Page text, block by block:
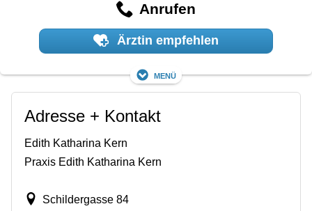
Anrufen
Ärztin empfehlen
Menü
Adresse + Kontakt
Edith Katharina Kern
Praxis Edith Katharina Kern
Schildergasse 84